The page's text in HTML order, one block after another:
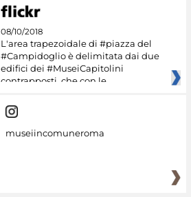
08/10/2018
L'area trapezoidale di #piazza del
#Campidoglio è delimitata dai due
edifici dei #MuseiCapitolini
contrapposti, che con le
museiincomuneroma